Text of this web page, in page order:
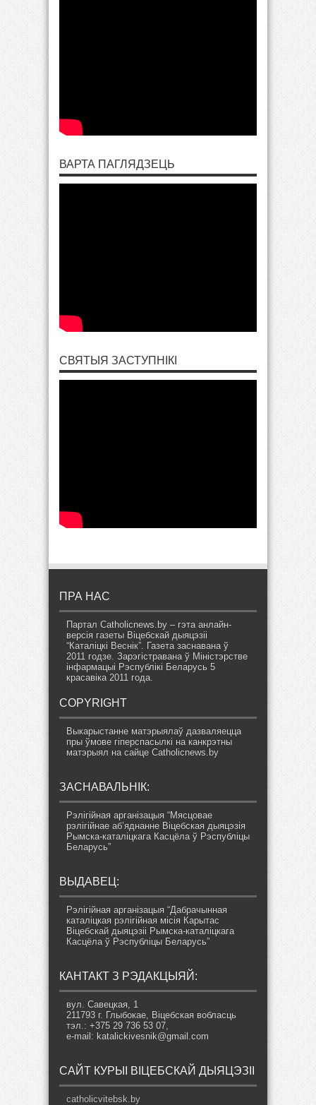
ВАРТА ПАГЛЯДЗЕЦЬ
СВЯТЫЯ ЗАСТУПНІКІ
ПРА НАС
Партал Catholicnews.by – гэта анлайн-
версія газеты Віцебскай дыяцэзіі
“Каталіцкі Веснік”. Газета заснавана ў
2011 годзе. Зарэгістравана ў Міністэрстве
інфармацыі Рэспублікі Беларусь 5
красавіка 2011 года.
COPYRIGHT
Выкарыстанне матэрыялаў дазваляецца
пры ўмове гіперспасылкі на канкрэтны
матэрыял на сайце Catholicnews.by
ЗАСНАВАЛЬНІК:
Рэлігійная арганізацыя “Мясцовае
рэлігійнае аб’яднанне Віцебская дыяцэзія
Рымска-каталіцкага Касцёла ў Рэспубліцы
Беларусь”
ВЫДАВЕЦ:
Рэлігійная арганізацыя “Дабрачынная
каталіцкая рэлігійная місія Карытас
Віцебскай дыяцэзіі Рымска-каталіцкага
Касцёла ў Рэспубліцы Беларусь”
КАНТАКТ З РЭДАКЦЫЯЙ:
вул. Савецкая, 1
211793 г. Глыбокае, Віцебская вобласць
тэл.: +375 29 736 53 07,
e-mail: katalickivesnik@gmail.com
САЙТ КУРЫІ ВІЦЕБСКАЙ ДЫЯЦЭЗІІ
catholicvitebsk.by